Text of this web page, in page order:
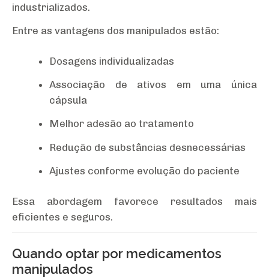
industrializados.
Entre as vantagens dos manipulados estão:
Dosagens individualizadas
Associação de ativos em uma única
cápsula
Melhor adesão ao tratamento
Redução de substâncias desnecessárias
Ajustes conforme evolução do paciente
Essa abordagem favorece resultados mais
eficientes e seguros.
Quando optar por medicamentos
manipulados